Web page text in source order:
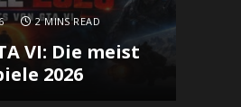
2 MINS READ
VI: Die meist
2026